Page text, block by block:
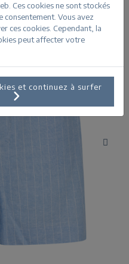
Ces cookies ne sont stockés
Vous avez
ces cookies. Cependant, la
peut affecter votre
et continuez à surfer